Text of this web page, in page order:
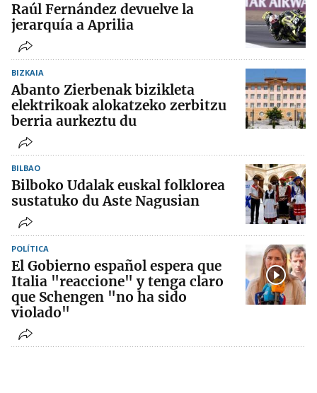
Raúl Fernández devuelve la
jerarquía a Aprilia
BIZKAIA
Abanto Zierbenak bizikleta
elektrikoak alokatzeko zerbitzu
berria aurkeztu du
BILBAO
Bilboko Udalak euskal folklorea
sustatuko du Aste Nagusian
POLÍTICA
El Gobierno español espera que
Italia "reaccione" y tenga claro
que Schengen "no ha sido
violado"